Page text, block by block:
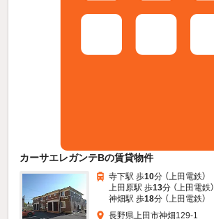
カーサエレガンテBの賃貸物件
寺下駅 歩10分 （上田電鉄）
上田原駅 歩13分 （上田電鉄）
神畑駅 歩18分 （上田電鉄）
長野県上田市神畑129-1